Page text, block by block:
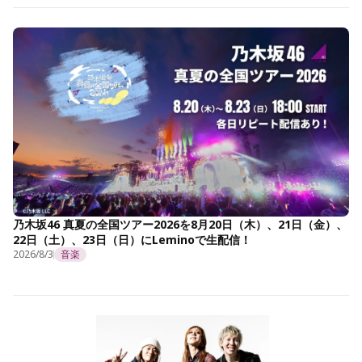
乃木坂46 真夏の全国ツアー2026を8月20日（木）、21日（金）、
22日（土）、23日（日）にLeminoで生配信！
2026/8/3 音楽